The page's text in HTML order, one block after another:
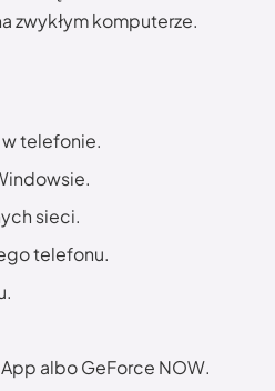
zwykłym komputerze.
telefonie.
sieci.
telefonu.
albo GeForce NOW.